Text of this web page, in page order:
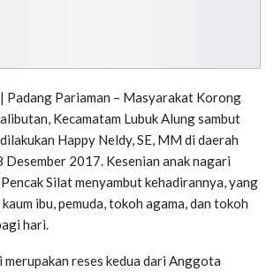
| Padang Pariaman – Masyarakat Korong
Kecamatam Lubuk Alung sambut
Happy Neldy, SE, MM di daerah
Desember 2017. Kesenian anak nagari
Silat menyambut kehadirannya, yang
ibu, pemuda, tokoh agama, dan tokoh
hari.
merupakan reses kedua dari Anggota